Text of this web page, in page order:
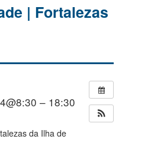
| Fortalezas
– 18:30
da Ilha de